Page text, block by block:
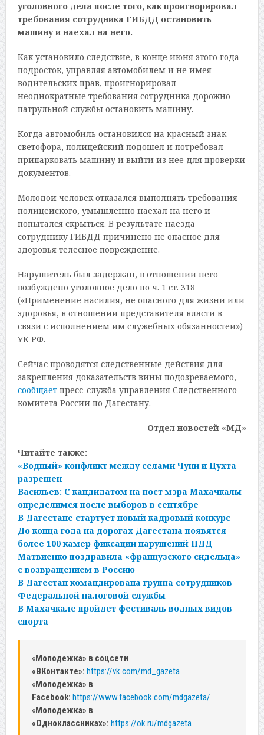
уголовного дела после того, как проигнорировал
требования сотрудника ГИБДД остановить
машину и наехал на него.
Как установило следствие, в конце июня этого года
подросток, управляя автомобилем и не имея
водительских прав, проигнорировал
неоднократные требования сотрудника дорожно-
патрульной службы остановить машину.
Когда автомобиль остановился на красный знак
светофора, полицейский подошел и потребовал
припарковать машину и выйти из нее для проверки
документов.
Молодой человек отказался выполнять требования
полицейского, умышленно наехал на него и
попытался скрыться. В результате наезда
сотруднику ГИБДД причинено не опасное для
здоровья телесное повреждение.
Нарушитель был задержан, в отношении него
возбуждено уголовное дело по ч. 1 ст. 318
(«Применение насилия, не опасного для жизни или
здоровья, в отношении представителя власти в
связи с исполнением им служебных обязанностей»)
УК РФ.
Сейчас проводятся следственные действия для
закрепления доказательств вины подозреваемого,
сообщаетпресс-служба управления Следственного
комитета России по Дагестану.
Отдел новостей «МД»
Читайте также:
«Водный» конфликт между селами Чуни и Цухта
разрешен
Васильев: С кандидатом на пост мэра Махачкалы
определимся после выборов в сентябре
В Дагестане стартует новый кадровый конкурс
До конца года на дорогах Дагестана появятся
более 100 камер фиксации нарушений ПДД
Матвиенко поздравила «французского сидельца»
с возвращением в Россию
В Дагестан командирована группа сотрудников
Федеральной налоговой службы
В Махачкале пройдет фестиваль водных видов
спорта
«Молодежка» в соцсети
«ВКонтакте»: https://vk.com/md_gazeta
«Молодежка» в
Facebook: https://www.facebook.com/mdgazeta/
«Молодежка» в
«Одноклассниках»: https://ok.ru/mdgazeta